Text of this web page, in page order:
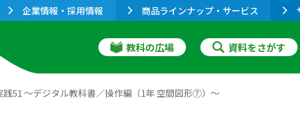
企業情報・採用情報 商品ラインナップ・サービス
教科の広場 資料をさがす
践51 ～デジタル教科書／操作編（1年 空間図形⑦）～